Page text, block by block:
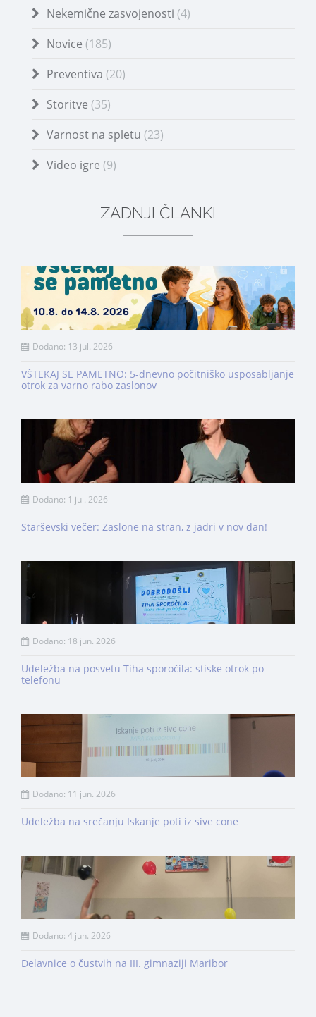
Nekemične zasvojenosti (4)
Novice (185)
Preventiva (20)
Storitve (35)
Varnost na spletu (23)
Video igre (9)
ZADNJI ČLANKI
Dodano: 13 jul. 2026
VŠTEKAJ SE PAMETNO: 5-dnevno počitniško usposabljanje
otrok za varno rabo zaslonov
Dodano: 1 jul. 2026
Starševski večer: Zaslone na stran, z jadri v nov dan!
Dodano: 18 jun. 2026
Udeležba na posvetu Tiha sporočila: stiske otrok po
telefonu
Dodano: 11 jun. 2026
Udeležba na srečanju Iskanje poti iz sive cone
Dodano: 4 jun. 2026
Delavnice o čustvih na III. gimnaziji Maribor